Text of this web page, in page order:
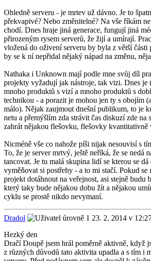
Ohledně serveru - je mrtev už dávno. Je to
překvapivé? Nebo změnitelné? Na vše říkám
chodí. Dnes hraje jiná generace, fungují jiná
přirozeným rysem serverů, že žijí a umírají.
vložená do oživení serveru by byla z větší části
by se k ní nepřidal nějaký nápad na změnu,
Nathaka i Unknown mají podle mne svůj díl
projekty vyžadují jak nástroje, tak vizi. Dnes je
mnoho produktů s vizí a mnoho produktů s
technikou - a porazit je mohou jen ty s obojím
málo). Nějak zaujmout dnešní publikum, to je
netu a přemýšlím zda strávit čas diskuzí zde na
zahrát nějakou flešovku, flešovky kvantitativně
Nicméně vše co nahože píši nijak nesouvisí s
To, že je server mrtvý, ještě neříká, že se nedá
tancovat. Je tu malá skupina lidí se kterou se
vyměňovat si postřehy - a to mi stačí. Pokud
projekt dotáhnout na veřejnost, asi stejně budu
který taky bude nějakou dobu žít a nějakou
cyklu se prostě nikdo nevymaní.
Dradol
23. 2. 2014 v
Hezký den
Dračí Doupě jsem hrál poměrně aktivně, když
z různých důvodů tato aktivita upadla a s tím i